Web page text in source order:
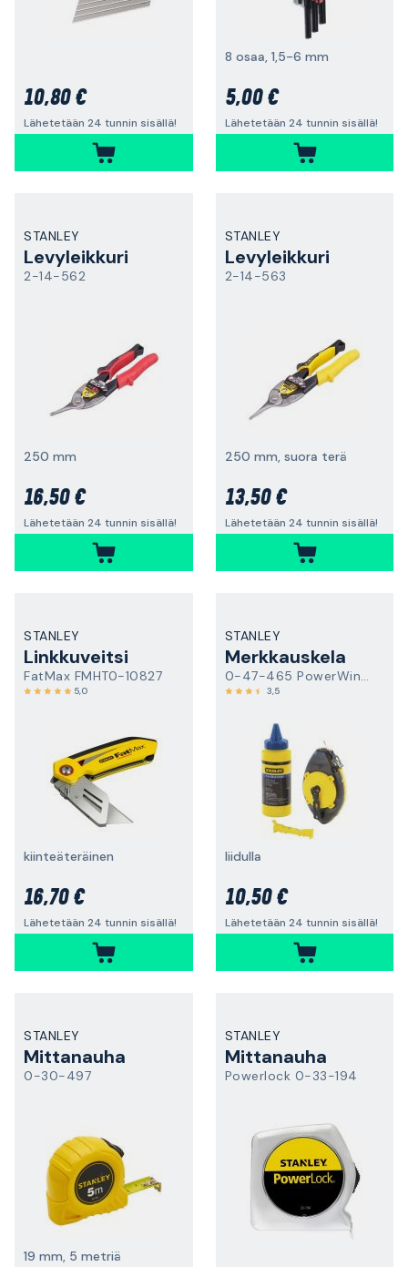
10,80 €
Lähetetään 24 tunnin sisällä!
8 osaa, 1,5-6 mm
5,00 €
Lähetetään 24 tunnin sisällä!
STANLEY
Levyleikkuri
2-14-562
250 mm
16,50 €
Lähetetään 24 tunnin sisällä!
STANLEY
Levyleikkuri
2-14-563
250 mm, suora terä
13,50 €
Lähetetään 24 tunnin sisällä!
STANLEY
Linkkuveitsi
FatMax FMHT0-10827
5,0
kiinteäteräinen
16,70 €
Lähetetään 24 tunnin sisällä!
STANLEY
Merkkauskela
0-47-465 PowerWinder
3,5
liidulla
10,50 €
Lähetetään 24 tunnin sisällä!
STANLEY
Mittanauha
0-30-497
19 mm, 5 metriä
STANLEY
Mittanauha
Powerlock 0-33-194